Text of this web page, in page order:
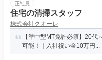
正社員
住宅の清掃スタッフ
株式会社クオーレ
【準中型MT免許必須】20
可能！｜入社祝い金10万円...